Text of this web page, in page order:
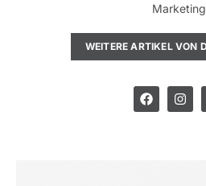
WEITERE ARTIKEL VON